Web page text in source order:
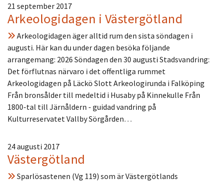
21 september 2017
Arkeologidagen i Västergötland
Arkeologidagen äger alltid rum den sista söndagen i
augusti. Här kan du under dagen besöka följande
arrangemang: 2026 Söndagen den 30 augusti Stadsvandring:
Det förflutnas närvaro i det offentliga rummet
Arkeologidagen på Läckö Slott Arkeologirunda i Falköping
Från bronsålder till medeltid i Husaby på Kinnekulle Från
1800-tal till Järnåldern - guidad vandring på
Kulturreservatet Vallby Sörgården…
24 augusti 2017
Västergötland
Sparlösastenen (Vg 119) som är Västergötlands